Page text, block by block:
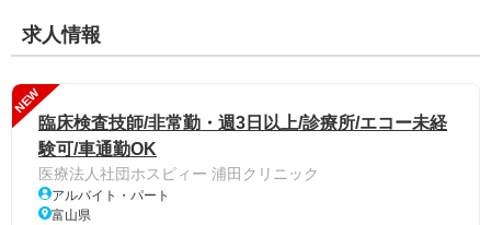
求人情報
NEW
臨床検査技師/非常勤・週3日以上/診療所/エコー未経
験可/車通勤OK
医療法人社団ホスピィー 浦田クリニック
アルバイト・パート
富山県